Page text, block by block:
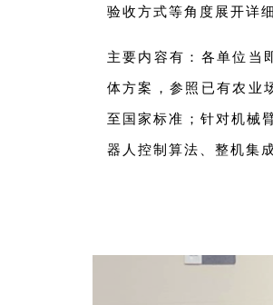
验收方式等角度展开详
主要内容有：各单位当
体方案，参照已有农业
至国家标准；针对机械
器人控制算法、整机集